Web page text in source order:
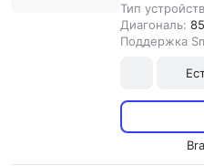
Тип
Диагональ:
Поддержка